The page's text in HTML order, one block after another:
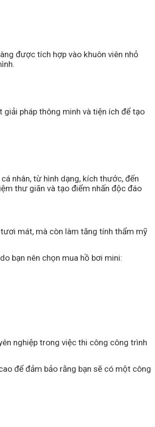
được tích hợp vào khuôn viên nhỏ
pháp thông minh và tiện ích để tạo
nhân, từ hình dạng, kích thước, đến
thư giãn và tạo điểm nhấn độc đáo
mát, mà còn làm tăng tính thẩm mỹ
bạn nên chọn mua hồ bơi mini:
nghiệp trong việc thi công công trình
để đảm bảo rằng bạn sẽ có một công